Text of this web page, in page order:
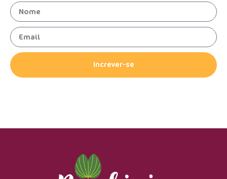
Increver-se